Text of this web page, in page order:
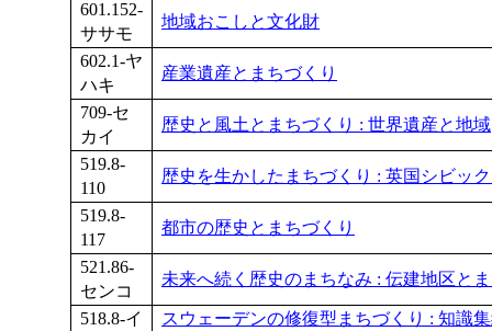
601.152-
ササモ
地域おこしと文化財
602.1-ヤ
ハキ
産業遺産とまちづくり
709-セ
カイ
歴史と風土とまちづくり : 世界遺産と地域
519.8-
110
歴史を生かしたまちづくり : 英国シビッ
519.8-
117
都市の歴史とまちづくり
521.86-
センコ
未来へ続く歴史のまちなみ : 伝建地区と
518.8-イ
スウェーデンの修復型まちづくり : 知識